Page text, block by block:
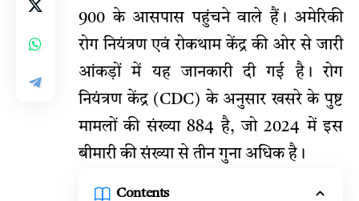
900 के आसपास पहुंचने वाले हैं। अमेरिकी
रोग नियंत्रण एवं रोकथाम केंद्र की ओर से जारी
आंकड़ों में यह जानकारी दी गई है। रोग
नियंत्रण केंद्र (CDC) के अनुसार खसरे के पुष्ट
मामलों की संख्या 884 है, जो 2024 में इस
बीमारी की संख्या से तीन गुना अधिक है।
Contents